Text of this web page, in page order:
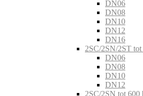
DN06
DN08
DN10
DN12
DN16
2SC/2SN/2ST tot
DN06
DN08
DN10
DN12
2SC/2SN tot 600